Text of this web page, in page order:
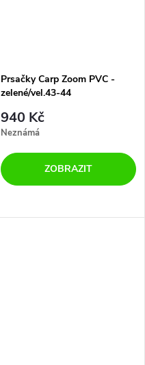
Prsačky Carp Zoom PVC -
zelené/vel.43-44
940 Kč
Neznámá
ZOBRAZIT